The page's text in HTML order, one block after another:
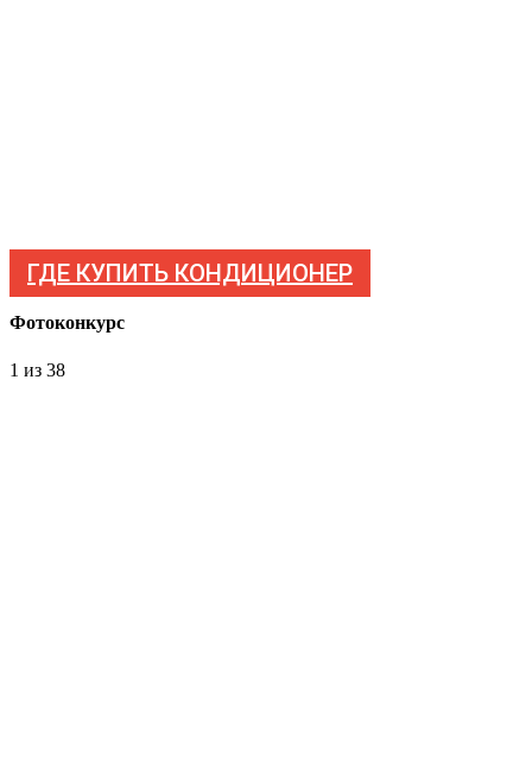
ГДЕ КУПИТЬ КОНДИЦИОНЕР
Фотоконкурс
1 из 38